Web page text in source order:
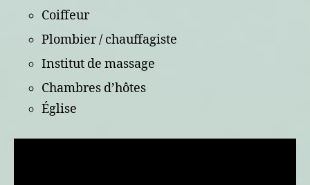
Coiffeur
Plombier / chauffagiste
Institut de massage
Chambres d’hôtes
Église